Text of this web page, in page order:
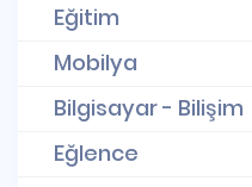
Eğitim
Mobilya
Bilgisayar - Bilişim
Eğlence